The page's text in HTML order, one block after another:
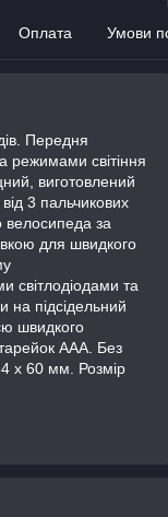
Оплата Умови
Передня
режимами світіння
виготовлений
3 пальчикових
за
для швидкого
світлодіодами та
на підсідельний
швидкого
ААА. Без
х 60 мм. Розмір